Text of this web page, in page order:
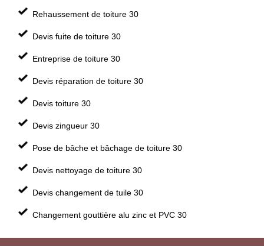
Rehaussement de toiture 30
Devis fuite de toiture 30
Entreprise de toiture 30
Devis réparation de toiture 30
Devis toiture 30
Devis zingueur 30
Pose de bâche et bâchage de toiture 30
Devis nettoyage de toiture 30
Devis changement de tuile 30
Changement gouttière alu zinc et PVC 30